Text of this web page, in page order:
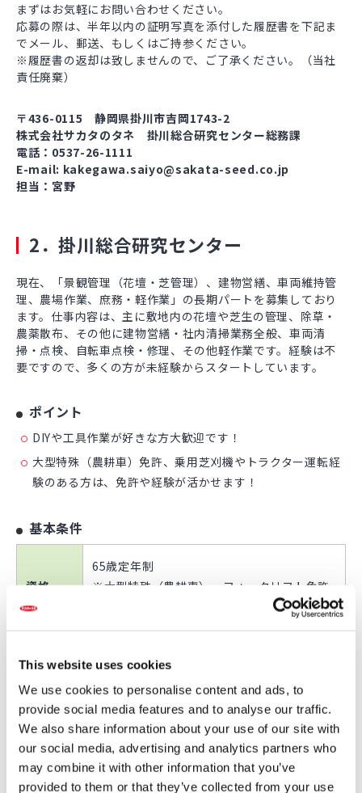
This website uses cookies
We use cookies to personalise content and ads, to
provide social media features and to analyse our traffic.
We also share information about your use of our site with
our social media, advertising and analytics partners who
may combine it with other information that you’ve
provided to them or that they’ve collected from your use
まずはお気軽にお問い合わせください。
応募の際は、半年以内の証明写真を添付した履歴書を下記ま
でメール、郵送、もしくはご持参ください。
※履歴書の返却は致しませんので、ご了承ください。（当社
責任廃棄）
〒436-0115 静岡県掛川市吉岡1743-2
株式会社サカタのタネ 掛川総合研究センター総務課
電話：0537-26-1111
E-mail: kakegawa.saiyo@sakata-seed.co.jp
担当：宮野
2．掛川総合研究センター
現在、「景観管理（花壇・芝管理）、建物営繕、車両維持管
理、農場作業、庶務・軽作業」の長期パートを募集しており
ます。仕事内容は、主に敷地内の花壇や芝生の管理、除草・
農薬散布、その他に建物営繕・社内清掃業務全般、車両清
掃・点検、自転車点検・修理、その他軽作業です。経験は不
要ですので、多くの方が未経験からスタートしています。
ポイント
DIYや工具作業が好きな方大歓迎です！
大型特殊（農耕車）免許、乗用芝刈機やトラクター運転経
験のある方は、免許や経験が活かせます！
基本条件
資格
65歳定年制
※大型特殊（農耕車）、フォークリフト免許
勤務時間
8時～17時（冬期8時～16時20分、16時30
分、または16時50分）
休日
完全週休2日制（土日）、祝日
※学校行事等によるお休み考慮します。